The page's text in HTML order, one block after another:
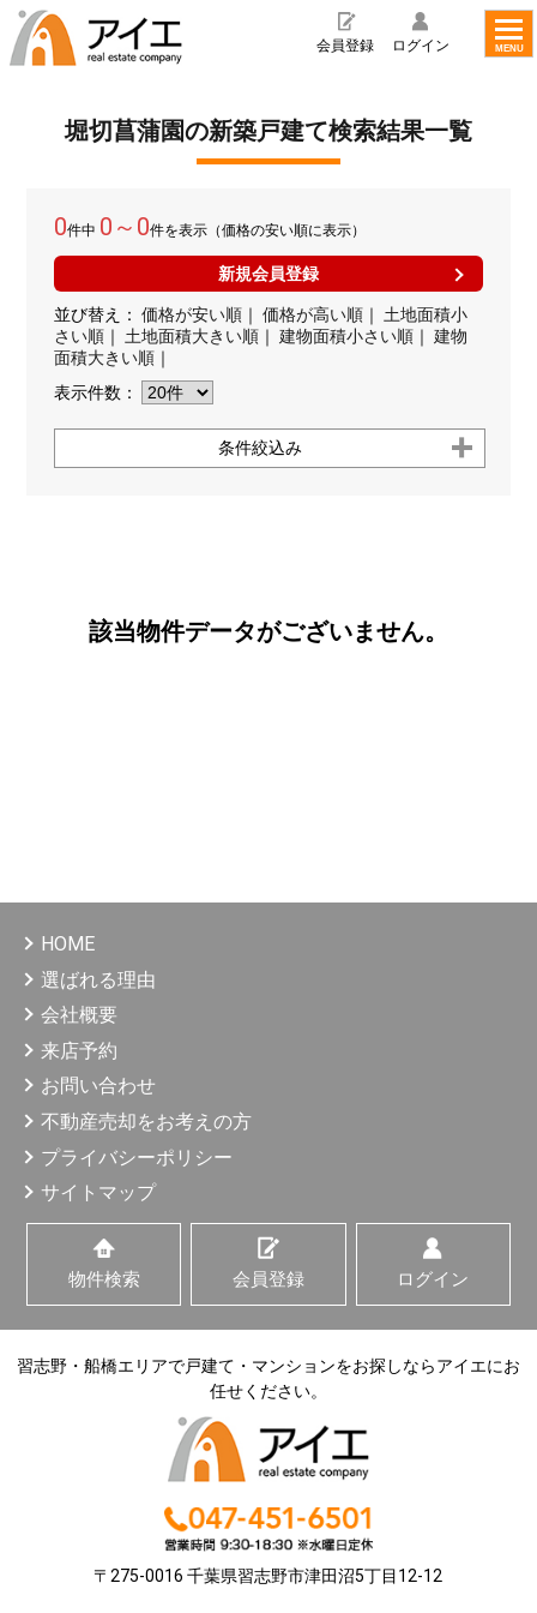
MENU
会員登録 ログイン
堀切菖蒲園の新築戸建て検索結果一覧
0件中 0～0件を表示（価格の安い順に表示）
新規会員登録
並び替え： 価格が安い順｜ 価格が高い順｜ 土地面積小
さい順｜ 土地面積大きい順｜ 建物面積小さい順｜ 建物
面積大きい順｜
表示件数：
条件絞込み
該当物件データがございません。
HOME
選ばれる理由
会社概要
来店予約
お問い合わせ
不動産売却をお考えの方
プライバシーポリシー
サイトマップ
物件検索 会員登録 ログイン
習志野・船橋エリアで戸建て・マンションをお探しならアイエにお
任せください。
〒275-0016 千葉県習志野市津田沼5丁目12-12